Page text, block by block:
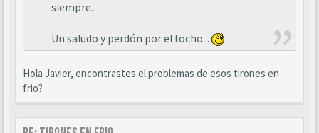
siempre.
Un saludo y perdón por el tocho...
Hola Javier, encontrastes el problemas de esos tirones en
frio?